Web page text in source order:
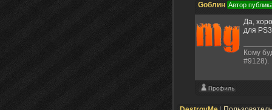
Gоблин Автор
Да,
для
Кому
#9128).